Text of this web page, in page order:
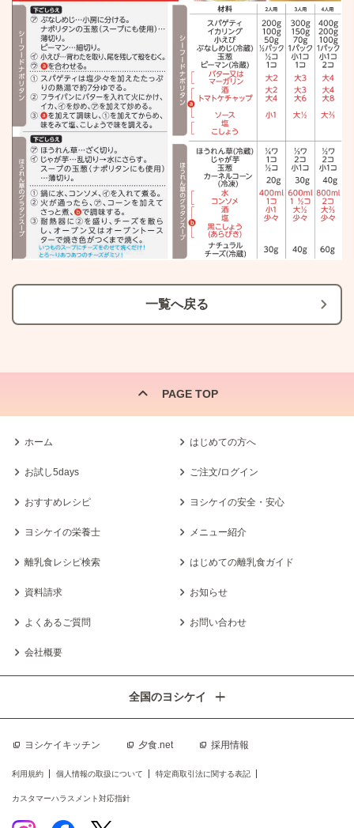
一覧へ戻る
PAGE TOP
ホーム はじめての方へ
お試し5days ご注文/ログイン
おすすめレシピ ヨシケイの安全・安心
ヨシケイの栄養士 メニュー紹介
離乳食レシピ検索 はじめての離乳食ガイド
資料請求 お知らせ
よくあるご質問 お問い合わせ
会社概要
ヨシケイキッチン 夕食.net 採用情報
全国のヨシケイ
利用規約 個人情報の取扱について 特定商取引法に関する表記
カスタマーハラスメント対応指針